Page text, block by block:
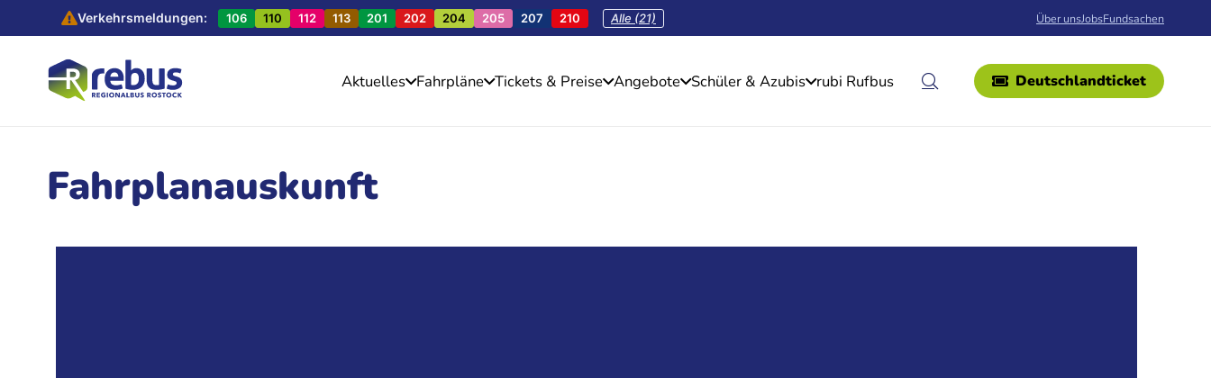
Verkehrsmeldungen: 106 110 112 113 201 202 204 205 207 210 Alle (21) Über unsJobsFundsachen
Aktuelles Fahrpläne Tickets & Preise Angebote Schüler & Azubis rubi Rufbus Deutschlandticket
Fahrplanauskunft